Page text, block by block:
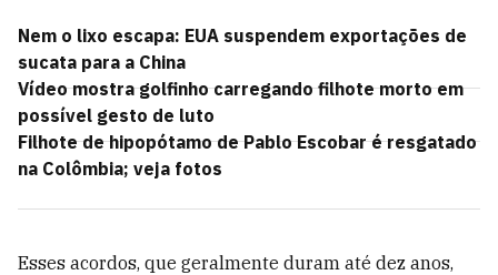
Nem o lixo escapa: EUA suspendem exportações de
sucata para a China
Vídeo mostra golfinho carregando filhote morto em
possível gesto de luto
Filhote de hipopótamo de Pablo Escobar é resgatado
na Colômbia; veja fotos
Esses acordos, que geralmente duram até dez anos,